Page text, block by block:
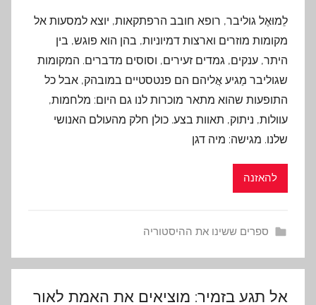
לֵמוּאֶל גוליבר, רופא חובב הרפתקאות, יוצא למסעות אל
מקומות מוזרים וארצות דמיוניות, בהן הוא פוגש, בין
היתר, ענקים, גמדים זעירים, וסוסים מדברים. המקומות
שגוליבר מַגיע אֲליהם הם פנטסטיים במובהק, אבל כל
התופעות שהוא מתאר מוכרות לנו גם היום: מלחמות,
עוולות, ניתוק, תאוות בצע. כולן חלק מהעולם האנושי
שלנו. מגישה: מיה דגן
להאזנה
ספרים ששינו את ההיסטוריה
אל תגע בזמיר: מוציאים את האמת לאור